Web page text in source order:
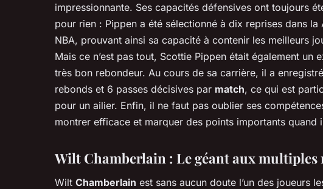
impressionnante. Ses capacités défensives ont toujours
pour rien : Pippen a été sélectionné à dix reprises dans la
NBA, prouvant ainsi sa capacité à contenir les meilleurs
Mais ce n’est pas tout, Scottie Pippen était également un
très bon rebondeur. Au cours de sa carrière, il a
rebonds et 6 passes décisives par match, ce qui est
pour un ailier. Enfin, il ne faut pas oublier ses
montrer efficace et marquer des points importants quand
Wilt Chamberlain : Le géant aux multiples
Wilt Chamberlain est sans aucun doute l’un des joueurs